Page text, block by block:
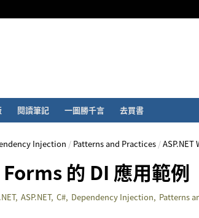
閱讀筆記 一圖勝千言 去買書
Injection / Patterns and Practices /ASP.NET
的 DI 應用範例
.NET, ASP.NET, C#, Dependency Injection, Patterns